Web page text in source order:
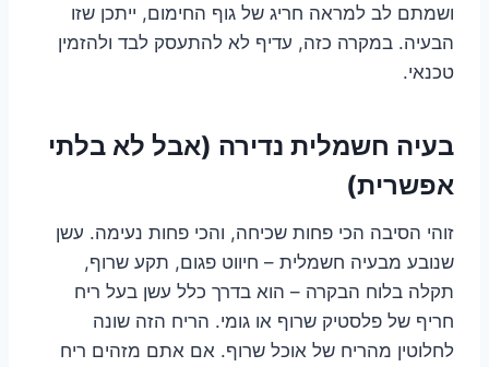
ושמתם לב למראה חריג של גוף החימום, ייתכן שזו
הבעיה. במקרה כזה, עדיף לא להתעסק לבד ולהזמין
טכנאי.
בעיה חשמלית נדירה (אבל לא בלתי
אפשרית)
זוהי הסיבה הכי פחות שכיחה, והכי פחות נעימה. עשן
שנובע מבעיה חשמלית – חיווט פגום, תקע שרוף,
תקלה בלוח הבקרה – הוא בדרך כלל עשן בעל ריח
חריף של פלסטיק שרוף או גומי. הריח הזה שונה
לחלוטין מהריח של אוכל שרוף. אם אתם מזהים ריח